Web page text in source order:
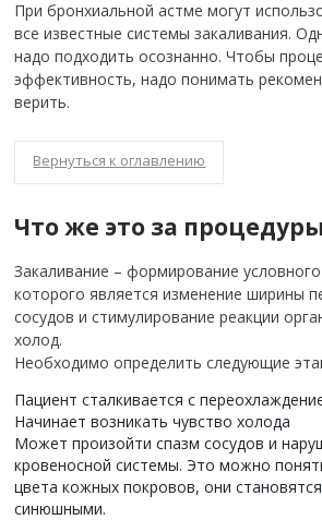
При бронхиальной астме могут
все известные системы закаливания.
надо подходить осознанно. Чтобы
эффективность, надо понимать
верить.
Вернуться к оглавлению
Что же это за
Закаливание – формирование
которого является изменение ширины
сосудов и стимулирование реакции
холод.
Необходимо определить следующие
Пациент сталкивается с
Начинает возникать чувство холода
Может произойти спазм сосудов и
кровеносной системы. Это можно
цвета кожных покровов, они
синюшными.